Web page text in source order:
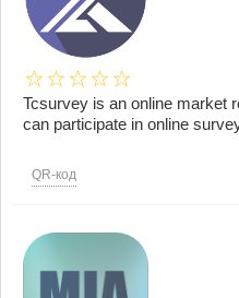
Tcsurvey is an online market
can participate in online
QR-код